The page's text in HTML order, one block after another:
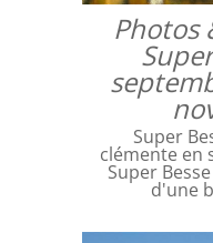
Photos
Super
clémente en
Super
d'une